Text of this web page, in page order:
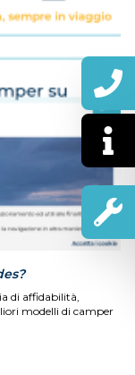
di affidabilità,
modelli di camper